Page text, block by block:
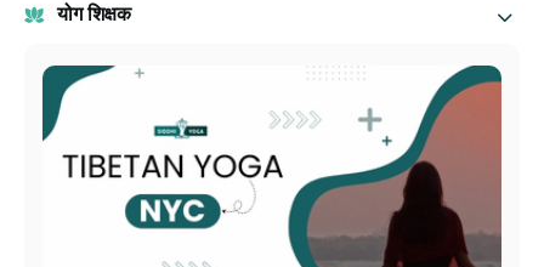
योग शिक्षक